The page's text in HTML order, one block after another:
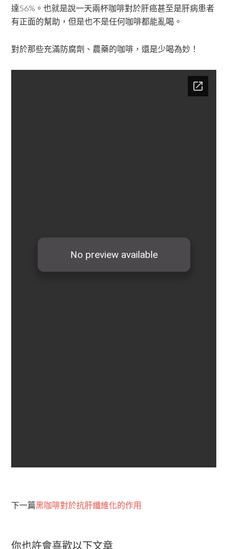
達56%。也就是說一天兩杯咖啡對於肝癌甚至是肝病患者
有正面的幫助，但是也不是任何咖啡都能亂喝。
對於那些充滿防腐劑、農藥的咖啡，還是少喝為妙！
下一篇黑咖啡對於抗肝纖維化的作用
你也許會喜歡以下文章